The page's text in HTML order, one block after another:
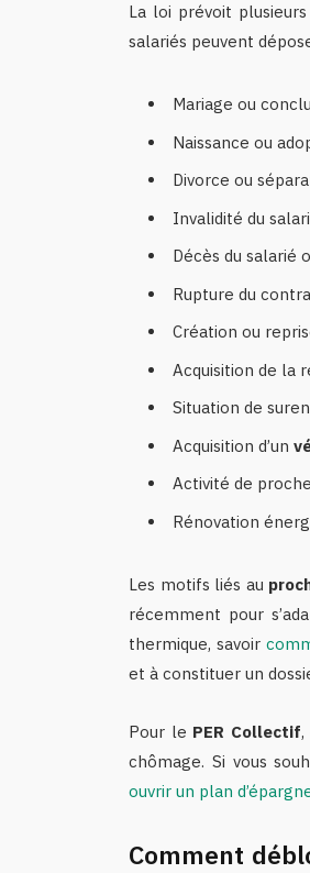
La loi prévoit
salariés peuvent
Mariage ou
Naissance ou
Divorce ou
Invalidité du
Décès du salarié
Rupture du
Création ou
Acquisition de la
Situation de
Acquisition d’un
Activité de
Rénovation
Les motifs liés au
récemment pour
thermique, savoir
et à constituer un
Pour le PER Collectif,
chômage. Si vous
ouvrir un plan
Comment